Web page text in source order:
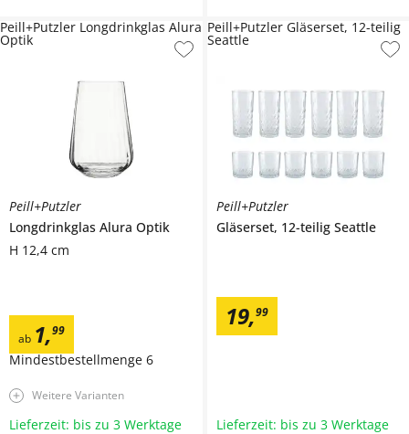
Peill+Putzler
Longdrinkglas Alura Optik
H 12,4 cm
ab 1,99
Mindestbestellmenge 6
Peill+Putzler Longdrinkglas Alura
Optik
Weitere Varianten
Lieferzeit: bis zu 3 Werktage
Peill+Putzler
Gläserset, 12-teilig Seattle
19,99
Peill+Putzler Gläserset, 12-teilig
Seattle
Lieferzeit: bis zu 3 Werktage